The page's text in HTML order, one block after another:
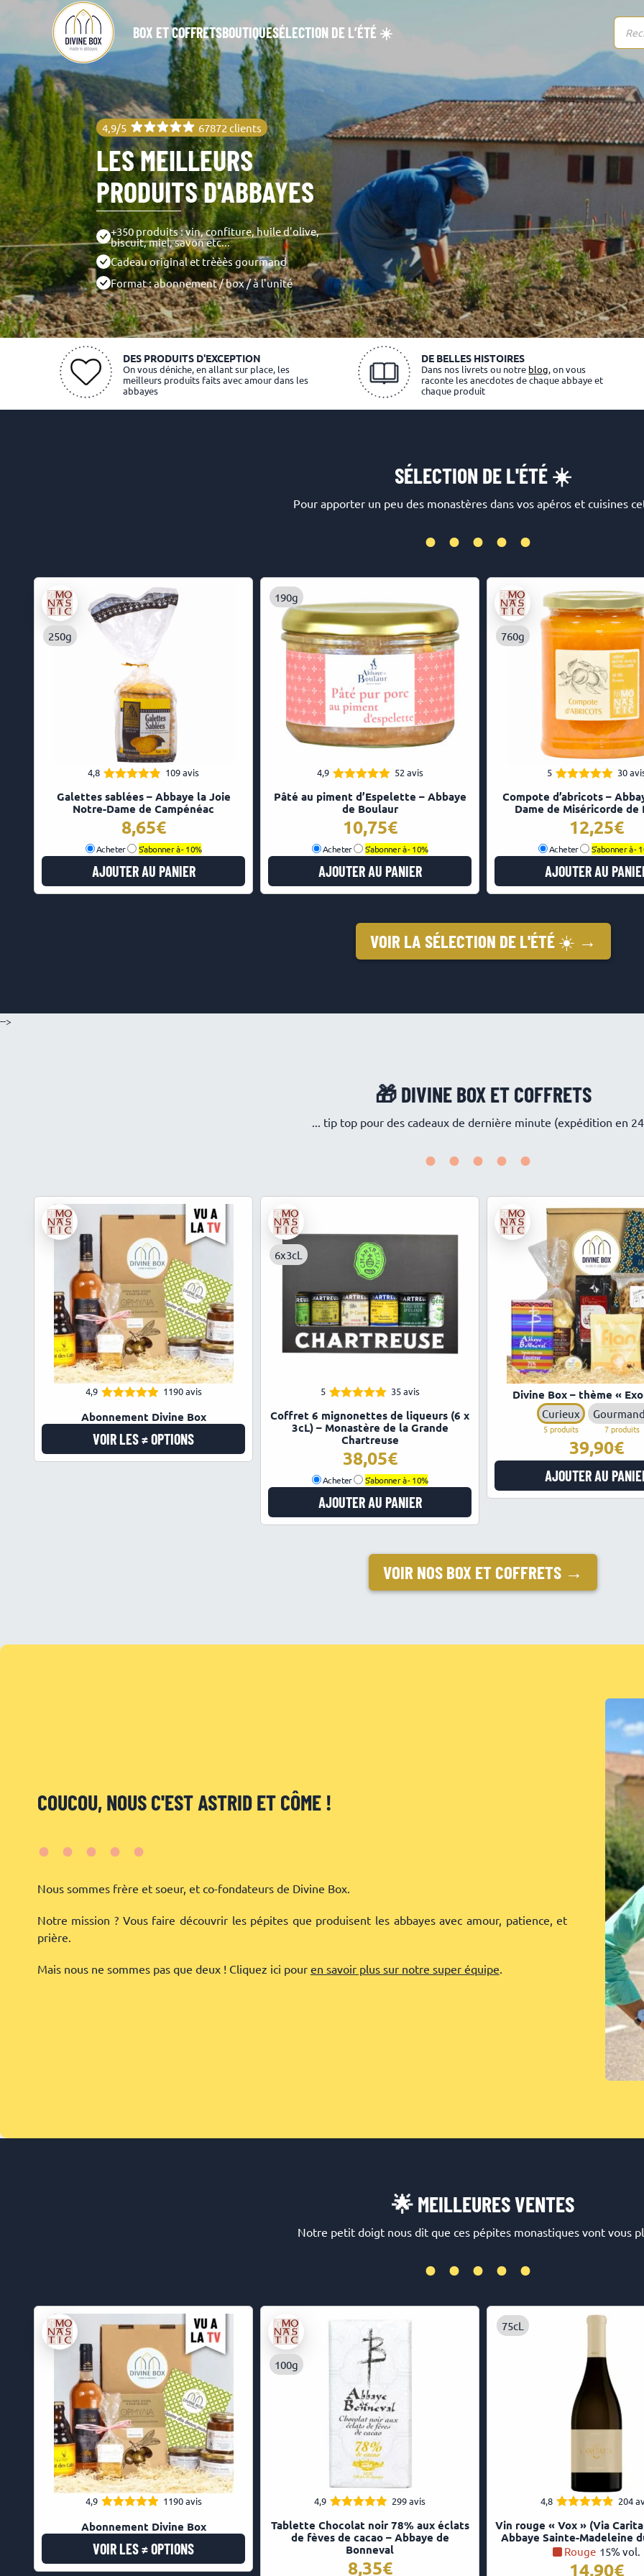
BOX ET COFFRETSBOUTIQUESÉLECTION DE L’ÉTÉ ☀️
4,9/5 67872 clients
LES MEILLEURS
PRODUITS D'ABBAYES
+350 produits : vin, confiture, huile d'olive,
biscuit, miel, savon etc...
Cadeau original et trèèès gourmand
Format : abonnement / box / à l'unité
DES PRODUITS D'EXCEPTION
On vous déniche, en allant sur place, les
meilleurs produits faits avec amour dans les
abbayes
DE BELLES HISTOIRES
Dans nos livrets ou notre blog, on vous
raconte les anecdotes de chaque abbaye et
chaque produit
SÉLECTION DE L'ÉTÉ ☀️
Pour apporter un peu des monastères dans vos apéros et cuisines
•••••
250g
4,8
Note
sur 5
109 avis
Galettes sablées – Abbaye la Joie
Notre-Dame de Campénéac
8,65
Acheter S'abonner à -10%
AJOUTER AU PANIER
190g
4,9
Note4.92
sur 5
52 avis
Pâté au piment d’Espelette – Abbaye
de Boulaur
10,75
Acheter S'abonner à -10%
AJOUTER AU PANIER
760g
5
Note
sur 5
30
Compote d’abricots –
Dame de Miséricorde de
12,25
Acheter S'abonner à -
AJOUTER AU
VOIR LA SÉLECTION DE L'ÉTÉ ☀️ →
-->
🎁 DIVINE BOX ET COFFRETS
... tip top pour des cadeaux de dernière minute (expédition en
•••••
4,9
sur 5
1190 avis
Abonnement Divine Box
VOIR LES ≠ OPTIONS
6x3cL
5
Note
sur 5
35 avis
Coffret 6 mignonettes de liqueurs (6 x
3cL) – Monastère de la Grande
Chartreuse
38,05
Acheter S'abonner à -10%
AJOUTER AU PANIER
Divine Box – thème «
Curieux
5 produits 7 produits
39,90
AJOUTER AU
VOIR NOS BOX ET COFFRETS →
COUCOU, NOUS C'EST ASTRID ET CÔME !
•••••
Nous sommes frère et soeur, et co-fondateurs de Divine Box.
Notre mission ? Vous faire découvrir les pépites que produisent les abbayes avec amour, patience, et
prière.
Mais nous ne sommes pas que deux ! Cliquez ici pour en savoir plus sur notre super équipe.
🌟 MEILLEURES VENTES
Notre petit doigt nous dit que ces pépites monastiques vont vous
•••••
4,9
sur 5
1190 avis
Abonnement Divine Box
VOIR LES ≠ OPTIONS
100g
4,9
Note 4.91
sur 5
299 avis
Tablette Chocolat noir 78% aux éclats
de fèves de cacao – Abbaye de
Bonneval
8,35
75cL
4,8
4.84
sur 5
204
Vin rouge « Vox » (Via
Abbaye Sainte-Madeleine
Rouge 15% vol.
14,90